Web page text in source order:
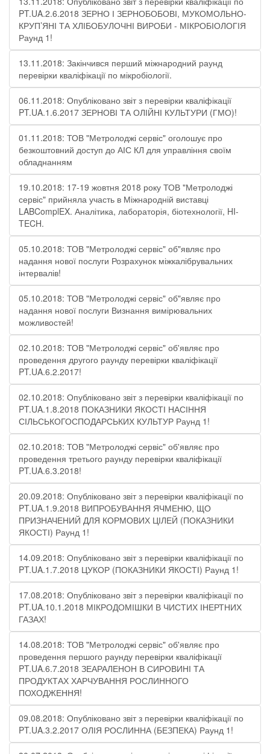
PT.UA.2.6.2018 ЗЕРНО І ЗЕРНОБОБОВІ, МУКОМОЛЬНО-
КРУП’ЯНІ ТА ХЛІБОБУЛОЧНІ ВИРОБИ - МІКРОБІОЛОГІЯ
Раунд 1!
13.11.2018: Закінчився перший міжнародний раунд
перевірки кваліфікації по мікробіології.
06.11.2018: Опубліковано звіт з перевірки кваліфікації
PT.UA.1.6.2017 ЗЕРНОВІ ТА ОЛІЙНІ КУЛЬТУРИ (ГМО)!
01.11.2018: ТОВ "Метролоджі сервіс" оголошує про
безкоштовний доступ до АІС КЛ для управління своїм
обладнанням
19.10.2018: 17-19 жовтня 2018 року ТОВ "Метролоджі
сервіс" прийняла участь в Міжнародній виставці
LABComplEX. Аналітика, лабораторія, біотехнології, HI-
TECH.
05.10.2018: ТОВ "Метролоджі сервіс" об"являє про
надання нової послуги Розрахунок міжкалібрувальних
інтервалів!
05.10.2018: ТОВ "Метролоджі сервіс" об"являє про
надання нової послуги Визнання вимірювальних
можливостей!
02.10.2018: ТОВ "Метролоджі сервіс" об'являє про
проведення другого раунду перевірки кваліфікації
PT.UA.6.2.2017!
02.10.2018: Опубліковано звіт з перевірки кваліфікації по
PT.UA.1.8.2018 ПОКАЗНИКИ ЯКОСТІ НАСІННЯ
СІЛЬСЬКОГОСПОДАРСЬКИХ КУЛЬТУР Раунд 1!
02.10.2018: ТОВ "Метролоджі сервіс" об'являє про
проведення третього раунду перевірки кваліфікації
PT.UA.6.3.2018!
20.09.2018: Опубліковано звіт з перевірки кваліфікації по
PT.UA.1.9.2018 ВИПРОБУВАННЯ ЯЧМЕНЮ, ЩО
ПРИЗНАЧЕНИЙ ДЛЯ КОРМОВИХ ЦІЛЕЙ (ПОКАЗНИКИ
ЯКОСТІ) Раунд 1!
14.09.2018: Опубліковано звіт з перевірки кваліфікації по
PT.UA.1.7.2018 ЦУКОР (ПОКАЗНИКИ ЯКОСТІ) Раунд 1!
17.08.2018: Опубліковано звіт з перевірки кваліфікації по
PT.UA.10.1.2018 МІКРОДОМІШКИ В ЧИСТИХ ІНЕРТНИХ
ГАЗАХ!
14.08.2018: ТОВ "Метролоджі сервіс" об'являє про
проведення першого раунду перевірки кваліфікації
PT.UA.6.7.2018 ЗЕАРАЛЕНОН В СИРОВИНІ ТА
ПРОДУКТАХ ХАРЧУВАННЯ РОСЛИННОГО
ПОХОДЖЕННЯ!
09.08.2018: Опубліковано звіт з перевірки кваліфікації по
PT.UA.3.2.2017 ОЛІЯ РОСЛИННА (БЕЗПЕКА) Раунд 1!